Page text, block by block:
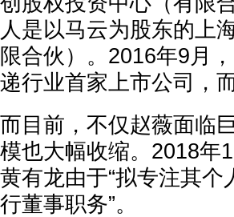
人是以马云为股东的上
限合伙）。2016年9月
递行业首家上市公司，
而目前，不仅赵薇面临
模也大幅收缩。2018年
黄有龙由于“拟专注其
行董事职务”。